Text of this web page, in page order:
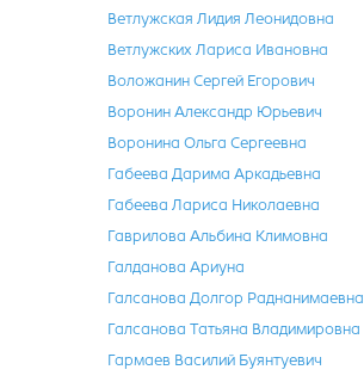
Ветлужская Лидия Леонидовна
Ветлужских Лариса Ивановна
Воложанин Сергей Егорович
Воронин Александр Юрьевич
Воронина Ольга Сергеевна
Габеева Дарима Аркадьевна
Габеева Лариса Николаевна
Гаврилова Альбина Климовна
Галданова Ариуна
Галсанова Долгор Раднанимаевна
Галсанова Татьяна Владимировна
Гармаев Василий Буянтуевич